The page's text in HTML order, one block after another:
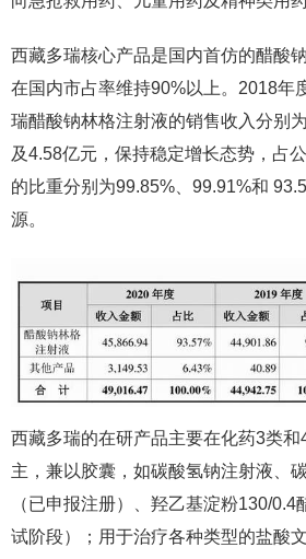
西藏多瑞核心产品是国内首仿的醋酸
在国内市占率维持90%以上。2018年
瑞醋酸钠林格注射液的销售收入分别
及4.58亿元，保持稳定增长态势，占
的比重分别为99.85%、99.91%和
源。
西藏多瑞的在研产品主要在化药3类
主，兼以胶囊，如碳酸氢钠注射液、
（已申报注册）、羟乙基淀粉130/
试阶段）；用于治疗各种类型的盐酸